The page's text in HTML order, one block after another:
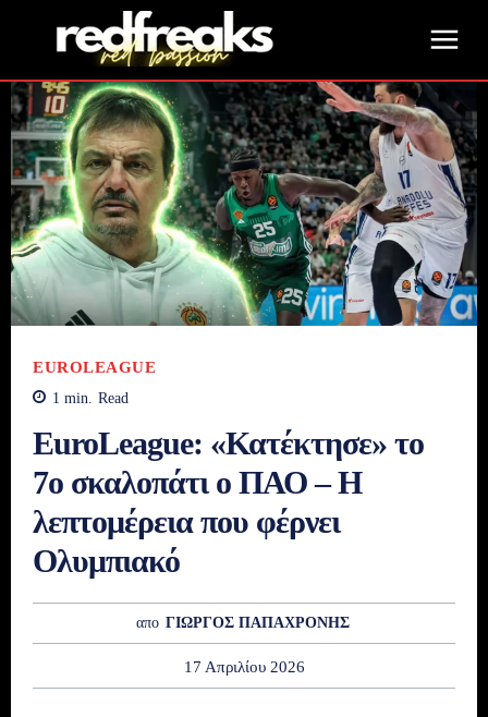
EUROLEAGUE
1 min. Read
EuroLeague: «Κατέκτησε» το
7ο σκαλοπάτι ο ΠΑΟ – Η
λεπτομέρεια που φέρνει
Ολυμπιακό
απο ΓΙΩΡΓΟΣ ΠΑΠΑΧΡΟΝΗΣ
17 Απριλίου 2026